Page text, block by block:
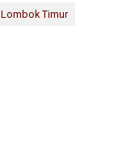
Lombok Timur